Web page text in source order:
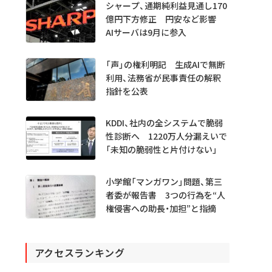
シャープ、通期純利益見通し170
億円下方修正 円安など影響
AIサーバは9月に参入
「声」の権利明記 生成AIで無断
利用、法務省が民事責任の解釈
指針を公表
KDDI、社内の全システムで脆弱
性診断へ 1220万人分漏えいで
「未知の脆弱性と片付けない」
小学館「マンガワン」問題、第三
者委が報告書 3つの行為を“人
権侵害への助長・加担”と指摘
アクセスランキング